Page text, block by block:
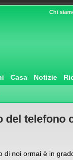
Chi
Casa Notizie
del telefono
di noi ormai è in